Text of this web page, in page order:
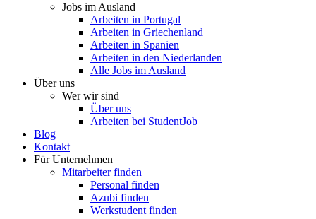
Jobs im Ausland
Arbeiten in Portugal
Arbeiten in Griechenland
Arbeiten in Spanien
Arbeiten in den Niederlanden
Alle Jobs im Ausland
Über uns
Wer wir sind
Über uns
Arbeiten bei StudentJob
Blog
Kontakt
Für Unternehmen
Mitarbeiter finden
Personal finden
Azubi finden
Werkstudent finden